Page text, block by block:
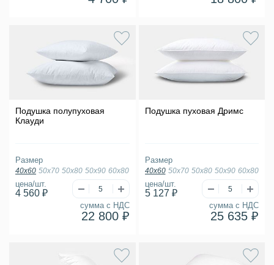
Подушка полупуховая
Клауди
цена/шт.
4 560 ₽
сумма с НДС
22 800 ₽
Размер
40х60 50х70 50х80 50х90 60х80
Подушка пуховая Дримс
цена/шт.
5 127 ₽
сумма с НДС
25 635 ₽
Размер
40х60 50х70 50х80 50х90 60х80